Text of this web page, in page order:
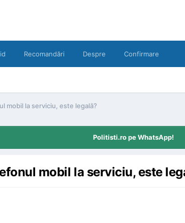
Recomandări Despre Confirmare
mobil la serviciu, este legală?
Politisti.ro pe WhatsApp!
mobil la serviciu, este